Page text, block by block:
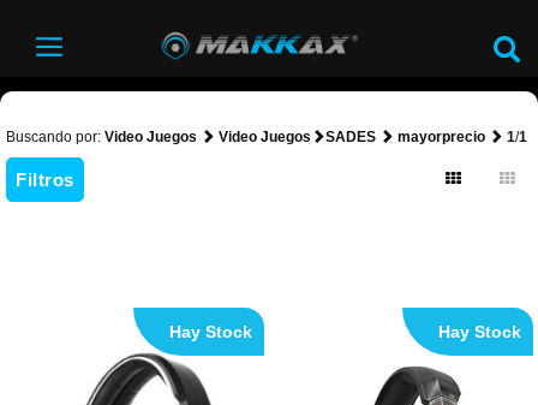
Buscando por: Video Juegos Video Juegos SADES mayorprecio 1/1
Filtros
Hay Stock Hay Stock